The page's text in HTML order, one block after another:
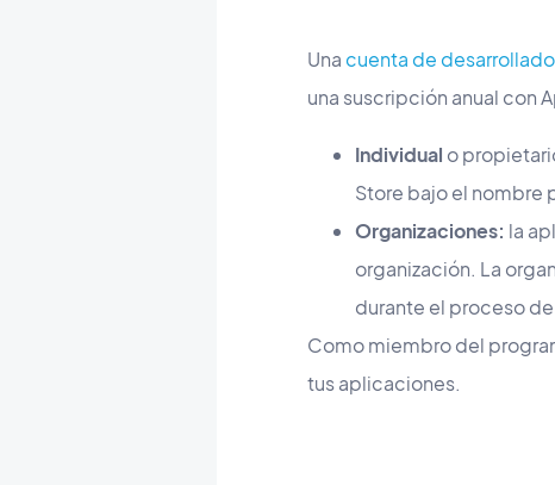
Una cuenta de
una suscripción anual con
Individual o
Store bajo el nombre
Organizaciones: la
organización. La
durante el proceso
Como miembro del
tus aplicaciones.